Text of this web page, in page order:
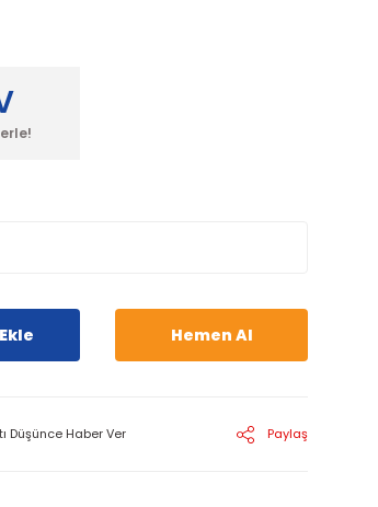
Hemen Al
Düşünce Haber Ver Paylaş